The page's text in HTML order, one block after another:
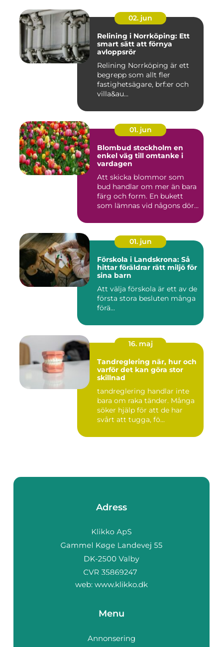
02. jun
Relining i Norrköping: Ett
smart sätt att förnya
avloppsrör
Relining Norrköping är ett
begrepp som allt fler
fastighetsägare, brf:er och
villa&au...
01. jun
Blombud stockholm en
enkel väg till omtanke i
vardagen
Att skicka blommor som
bud handlar om mer än bara
färg och form. En bukett
som lämnas vid någons dör...
01. jun
Förskola i Landskrona: Så
hittar föräldrar rätt miljö för
sina barn
Att välja förskola är ett av de
första stora besluten många
förä...
16. maj
Tandreglering när, hur och
varför det kan göra stor
skillnad
tandreglering handlar inte
bara om raka tänder. Många
söker hjälp för att de har
svårt att tugga, fö...
Adress
web: www.klikko.dk
Menu
Annonsering